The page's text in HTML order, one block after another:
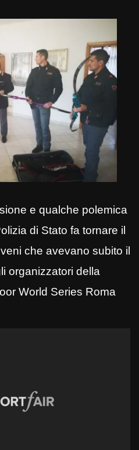
e qualche polemica
di Stato fa tornare il
che avevano subito il
organizzatori della
World Series Roma